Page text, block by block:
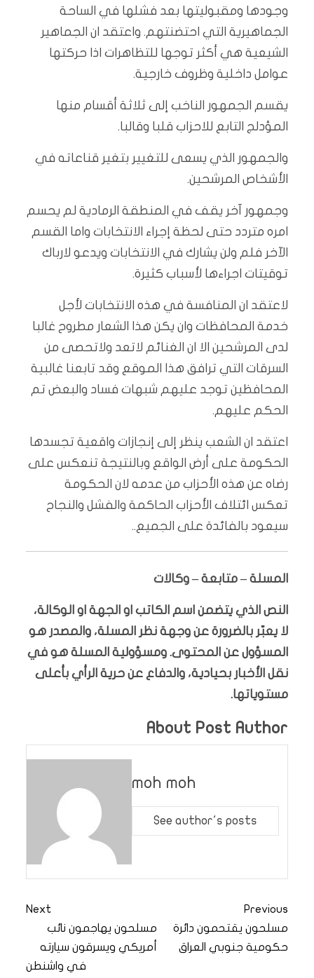
وجودها ومقبوليتها بعد فشلها في الساحة
الجماهيرية التي احتضنتهم. واعتقد ان الجماهير
الشيعية هي أكثر توجها للتظاهرات اذا حركتها
عوامل داخلية وظروف خارجية.
يقسم الجمهور الناخب إلى ثلاثة أقسام منها
المؤدلج التابع للاحزاب قلبا وقالبا.
والجمهور الذي يسعى للتغيير بتغير قناعاته في
الأشخاص المرشحين.
وجمهور آخر يقف في المنطقة الرمادية لم يحسم
امره متردد حتى لحظة إجراء الانتخابات واما القسم
الآخر فلم ولن يشارك في الانتخابات ويدعو لارباك
توقيتات اجراءها لأسباب كثيرة.
لاعتقد ان المنافسة في هذه الانتخابات لأجل
خدمة المحافظات وان يكن هذا الشعار مطروح غالبا
لدى المرشحين الا ان الغنائم لاتعد ولاتحصى من
السرقات التي ترافق هذا الموقع وقد تابعنا غالبية
المحافظين توجد عليهم شبهات فساد والبعض تم
الحكم عليهم.
اعتقد ان الشعب ينظر إلى إنجازات واقعية تجسدها
الحكومة على أرض الواقع وبالنتيجة تنعكس على
رضاه عن هذه الأحزاب من عدمه لان الحكومة
تعكس ائتلاف الأحزاب الحاكمة والفشل والنجاح
سيعود بالفائدة على الجميع..
المسلة – متابعة – وكالات
النص الذي يتضمن اسم الكاتب او الجهة او الوكالة،
لا يعبّر بالضرورة عن وجهة نظر المسلة، والمصدر هو
المسؤول عن المحتوى. ومسؤولية المسلة هو في
نقل الأخبار بحيادية، والدفاع عن حرية الرأي بأعلى
مستوياتها.
About Post Author
moh moh
See author's posts
Previous
مسلحون يقتحمون دائرة
حكومية جنوبي العراق
Next
مسلحون يهاجمون نائب
أمريكي ويسرقون سيارته
في واشنطن